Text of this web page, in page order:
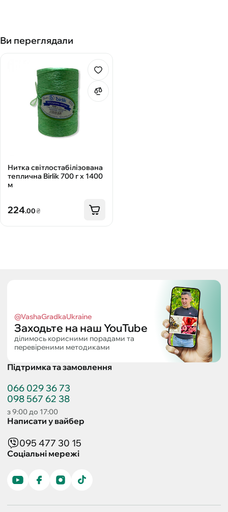
Ви переглядали
Нитка світлостабілізована
теплична Birlik 700 г х 1400
м
224.00₴
@VashaGradkaUkraine
Заходьте на наш YouTube
ділимось корисними порадами та
перевіреними методиками
Підтримка та замовлення
066 029 36 73
098 567 62 38
з 9:00 до 17:00
Написати у вайбер
095 477 30 15
Соціальні мережі